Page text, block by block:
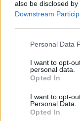
also be disclosed
Downstream
Personal Data
I want to opt-
personal data.
Opted In
I want to opt-
Personal Data.
Opted In
«Κι αυτό μου